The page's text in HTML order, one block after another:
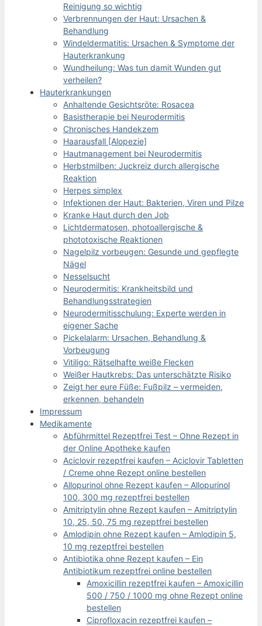
Reinigung so wichtig
Verbrennungen der Haut: Ursachen &
Behandlung
Windeldermatitis: Ursachen & Symptome der
Hauterkrankung
Wundheilung: Was tun damit Wunden gut
verheilen?
Hauterkrankungen
Anhaltende Gesichtsröte: Rosacea
Basistherapie bei Neurodermitis
Chronisches Handekzem
Haarausfall [Alopezie]
Hautmanagement bei Neurodermitis
Herbstmilben: Juckreiz durch allergische
Reaktion
Herpes simplex
Infektionen der Haut: Bakterien, Viren und Pilze
Kranke Haut durch den Job
Lichtdermatosen, photoallergische &
phototoxische Reaktionen
Nagelpilz vorbeugen: Gesunde und gepflegte
Nägel
Nesselsucht
Neurodermitis: Krankheitsbild und
Behandlungsstrategien
Neurodermitisschulung: Experte werden in
eigener Sache
Pickelalarm: Ursachen, Behandlung &
Vorbeugung
Vitiligo: Rätselhafte weiße Flecken
Weißer Hautkrebs: Das unterschätzte Risiko
Zeigt her eure Füße: Fußpilz – vermeiden,
erkennen, behandeln
Impressum
Medikamente
Abführmittel Rezeptfrei Test – Ohne Rezept in
der Online Apotheke kaufen
Aciclovir rezeptfrei kaufen – Aciclovir Tabletten
/ Creme ohne Rezept online bestellen
Allopurinol ohne Rezept kaufen – Allopurinol
100, 300 mg rezeptfrei bestellen
Amitriptylin ohne Rezept kaufen – Amitriptylin
10, 25, 50, 75 mg rezeptfrei bestellen
Amlodipin ohne Rezept kaufen – Amlodipin 5,
10 mg rezeptfrei bestellen
Antibiotika ohne Rezept kaufen – Ein
Antibiotikum rezeptfrei online bestellen
Amoxicillin rezeptfrei kaufen – Amoxicillin
500 / 750 / 1000 mg ohne Rezept online
bestellen
Ciprofloxacin rezeptfrei kaufen –